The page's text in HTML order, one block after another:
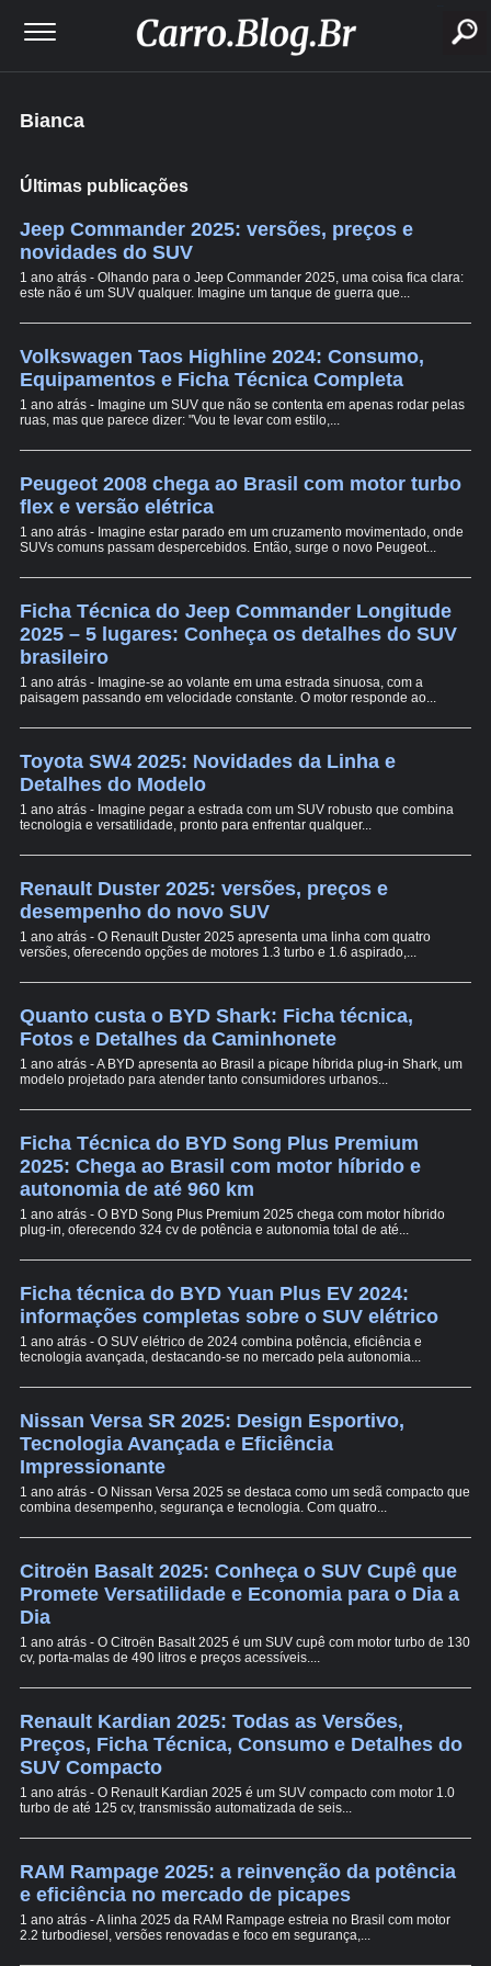
Bianca
Últimas publicações
Jeep Commander 2025: versões, preços e
novidades do SUV
1 ano atrás - Olhando para o Jeep Commander 2025, uma coisa fica clara:
este não é um SUV qualquer. Imagine um tanque de guerra que...
Volkswagen Taos Highline 2024: Consumo,
Equipamentos e Ficha Técnica Completa
1 ano atrás - Imagine um SUV que não se contenta em apenas rodar pelas
ruas, mas que parece dizer: "Vou te levar com estilo,...
Peugeot 2008 chega ao Brasil com motor turbo
flex e versão elétrica
1 ano atrás - Imagine estar parado em um cruzamento movimentado, onde
SUVs comuns passam despercebidos. Então, surge o novo Peugeot...
Ficha Técnica do Jeep Commander Longitude
2025 – 5 lugares: Conheça os detalhes do SUV
brasileiro
1 ano atrás - Imagine-se ao volante em uma estrada sinuosa, com a
paisagem passando em velocidade constante. O motor responde ao...
Toyota SW4 2025: Novidades da Linha e
Detalhes do Modelo
1 ano atrás - Imagine pegar a estrada com um SUV robusto que combina
tecnologia e versatilidade, pronto para enfrentar qualquer...
Renault Duster 2025: versões, preços e
desempenho do novo SUV
1 ano atrás - O Renault Duster 2025 apresenta uma linha com quatro
versões, oferecendo opções de motores 1.3 turbo e 1.6 aspirado,...
Quanto custa o BYD Shark: Ficha técnica,
Fotos e Detalhes da Caminhonete
1 ano atrás - A BYD apresenta ao Brasil a picape híbrida plug-in Shark, um
modelo projetado para atender tanto consumidores urbanos...
Ficha Técnica do BYD Song Plus Premium
2025: Chega ao Brasil com motor híbrido e
autonomia de até 960 km
1 ano atrás - O BYD Song Plus Premium 2025 chega com motor híbrido
plug-in, oferecendo 324 cv de potência e autonomia total de até...
Ficha técnica do BYD Yuan Plus EV 2024:
informações completas sobre o SUV elétrico
1 ano atrás - O SUV elétrico de 2024 combina potência, eficiência e
tecnologia avançada, destacando-se no mercado pela autonomia...
Nissan Versa SR 2025: Design Esportivo,
Tecnologia Avançada e Eficiência
Impressionante
1 ano atrás - O Nissan Versa 2025 se destaca como um sedã compacto que
combina desempenho, segurança e tecnologia. Com quatro...
Citroën Basalt 2025: Conheça o SUV Cupê que
Promete Versatilidade e Economia para o Dia a
Dia
1 ano atrás - O Citroën Basalt 2025 é um SUV cupê com motor turbo de 130
cv, porta-malas de 490 litros e preços acessíveis....
Renault Kardian 2025: Todas as Versões,
Preços, Ficha Técnica, Consumo e Detalhes do
SUV Compacto
1 ano atrás - O Renault Kardian 2025 é um SUV compacto com motor 1.0
turbo de até 125 cv, transmissão automatizada de seis...
RAM Rampage 2025: a reinvenção da potência
e eficiência no mercado de picapes
1 ano atrás - A linha 2025 da RAM Rampage estreia no Brasil com motor
2.2 turbodiesel, versões renovadas e foco em segurança,...